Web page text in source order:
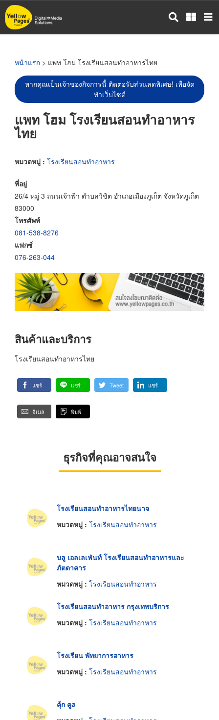
ข้าม
ไป
หน้าแรก > แพท โฮม โรงเรียนสอนทำอาหารไทย
หากคุณเป็นเจ้าของกิจการนี้ ติดต่อรับส่วนลดพิเศษ! เพื่อจัด
ทำเว็บไซต์
แพท โฮม โรงเรียนสอนทำอาหาร
ไทย
หมวดหมู่ : โรงเรียนสอนทำอาหาร
ที่อยู่
26/4 หมู่ 3 ถนนเจ้าฟ้า ตำบลวิชิต อำเภอเมืองภูเก็ต จังหวัดภูเก็ต
83000
โทรศัพท์
081-538-8276
แฟกซ์
076-263-044
สินค้าและบริการ
โรงเรียนสอนทำอาหารไทย
แชร์ แชร์ Tweet แชร์
อีเมล พิมพ์
ธุรกิจที่คุณอาจสนใจ
โรงเรียนสอนทำอาหารไทยนาจ
หมวดหมู่ : โรงเรียนสอนทำอาหาร
บลู เอลเลเฟ่นท์ โรงเรียนสอนทำอาหารและ
ภัตตาคาร
หมวดหมู่ : โรงเรียนสอนทำอาหาร
โรงเรียนสอนทำอาหาร กรุงเทพบริการ
หมวดหมู่ : โรงเรียนสอนทำอาหาร
โรงเรียน พัทยาการอาหาร
หมวดหมู่ : โรงเรียนสอนทำอาหาร
คุ้ก คูล